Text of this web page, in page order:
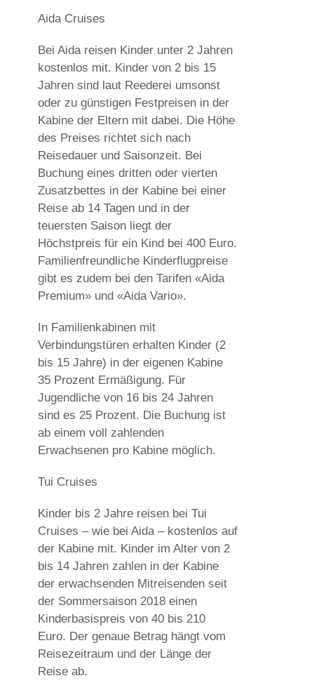
Aida Cruises
Bei Aida reisen Kinder unter 2 Jahren
kostenlos mit. Kinder von 2 bis 15
Jahren sind laut Reederei umsonst
oder zu günstigen Festpreisen in der
Kabine der Eltern mit dabei. Die Höhe
des Preises richtet sich nach
Reisedauer und Saisonzeit. Bei
Buchung eines dritten oder vierten
Zusatzbettes in der Kabine bei einer
Reise ab 14 Tagen und in der
teuersten Saison liegt der
Höchstpreis für ein Kind bei 400 Euro.
Familienfreundliche Kinderflugpreise
gibt es zudem bei den Tarifen «Aida
Premium» und «Aida Vario».
In Familienkabinen mit
Verbindungstüren erhalten Kinder (2
bis 15 Jahre) in der eigenen Kabine
35 Prozent Ermäßigung. Für
Jugendliche von 16 bis 24 Jahren
sind es 25 Prozent. Die Buchung ist
ab einem voll zahlenden
Erwachsenen pro Kabine möglich.
Tui Cruises
Kinder bis 2 Jahre reisen bei Tui
Cruises – wie bei Aida – kostenlos auf
der Kabine mit. Kinder im Alter von 2
bis 14 Jahren zahlen in der Kabine
der erwachsenden Mitreisenden seit
der Sommersaison 2018 einen
Kinderbasispreis von 40 bis 210
Euro. Der genaue Betrag hängt vom
Reisezeitraum und der Länge der
Reise ab.